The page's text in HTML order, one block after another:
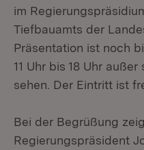
im
Tiefbauamts der
Präsentation ist noch
11 Uhr bis 18 Uhr
sehen. Der Eintritt ist
Bei der Begrüßung
Regierungspräsident